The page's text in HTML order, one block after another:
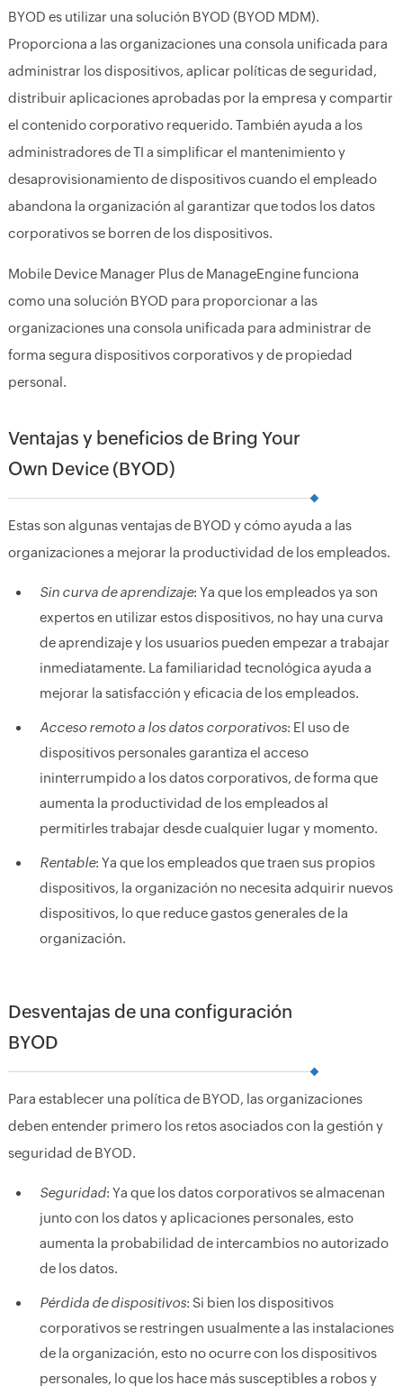
BYOD es utilizar una solución BYOD (BYOD MDM).
Proporciona a las organizaciones una consola unificada para
administrar los dispositivos, aplicar políticas de seguridad,
distribuir aplicaciones aprobadas por la empresa y compartir
el contenido corporativo requerido. También ayuda a los
administradores de TI a simplificar el mantenimiento y
desaprovisionamiento de dispositivos cuando el empleado
abandona la organización al garantizar que todos los datos
corporativos se borren de los dispositivos.
Mobile Device Manager Plus de ManageEngine funciona
como una solución BYOD para proporcionar a las
organizaciones una consola unificada para administrar de
forma segura dispositivos corporativos y de propiedad
personal.
Ventajas y beneficios de Bring Your
Own Device (BYOD)
Estas son algunas ventajas de BYOD y cómo ayuda a las
organizaciones a mejorar la productividad de los empleados.
Sin curva de aprendizaje: Ya que los empleados ya son
expertos en utilizar estos dispositivos, no hay una curva
de aprendizaje y los usuarios pueden empezar a trabajar
inmediatamente. La familiaridad tecnológica ayuda a
mejorar la satisfacción y eficacia de los empleados.
Acceso remoto a los datos corporativos: El uso de
dispositivos personales garantiza el acceso
ininterrumpido a los datos corporativos, de forma que
aumenta la productividad de los empleados al
permitirles trabajar desde cualquier lugar y momento.
Rentable: Ya que los empleados que traen sus propios
dispositivos, la organización no necesita adquirir nuevos
dispositivos, lo que reduce gastos generales de la
organización.
Desventajas de una configuración
BYOD
Para establecer una política de BYOD, las organizaciones
deben entender primero los retos asociados con la gestión y
seguridad de BYOD.
Seguridad: Ya que los datos corporativos se almacenan
junto con los datos y aplicaciones personales, esto
aumenta la probabilidad de intercambios no autorizado
de los datos.
Pérdida de dispositivos: Si bien los dispositivos
corporativos se restringen usualmente a las instalaciones
de la organización, esto no ocurre con los dispositivos
personales, lo que los hace más susceptibles a robos y